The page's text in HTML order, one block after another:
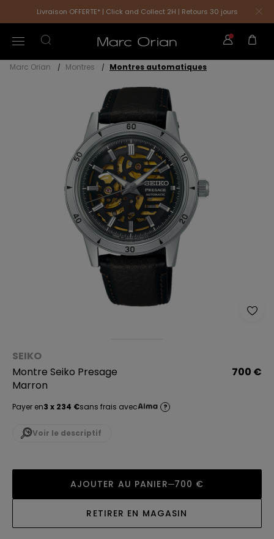
Livraison OFFERTE* | Click and Collect 2H | Retours 30 jours
Marc Orian Montres Montres automatiques
SEIKO
Montre Seiko Presage
Marron
700 €
Payer en3 x 234 €sans frais avec ?
Voir le descriptif
AJOUTER AU PANIER 700 €
RETIRER EN MAGASIN